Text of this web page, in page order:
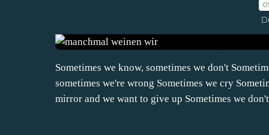
Sometimes we know, sometimes we don't
sometimes we're wrong Sometimes we cry
mirror and we want to give up Sometimes we